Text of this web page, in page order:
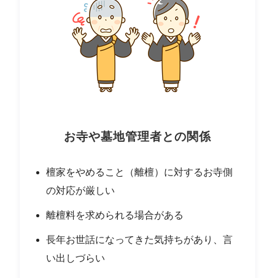
お寺や墓地管理者との関係
檀家をやめること（離檀）に対するお寺側
の対応が厳しい
離檀料を求められる場合がある
長年お世話になってきた気持ちがあり、言
い出しづらい